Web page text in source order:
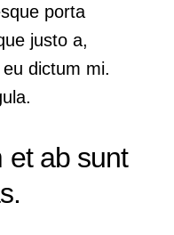
porta
justo a,
dictum mi.
et ab sunt